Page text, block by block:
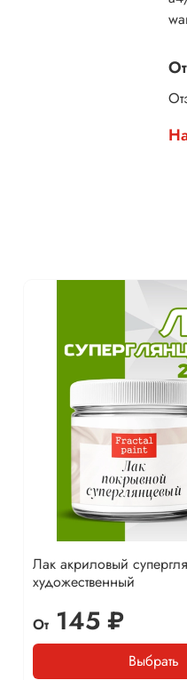
Лак акриловый
художественный
От145 ₽
Выбрать